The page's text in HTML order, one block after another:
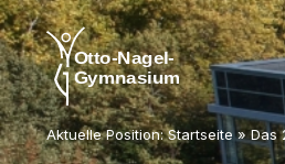
Aktuelle Position:Startseite»Das